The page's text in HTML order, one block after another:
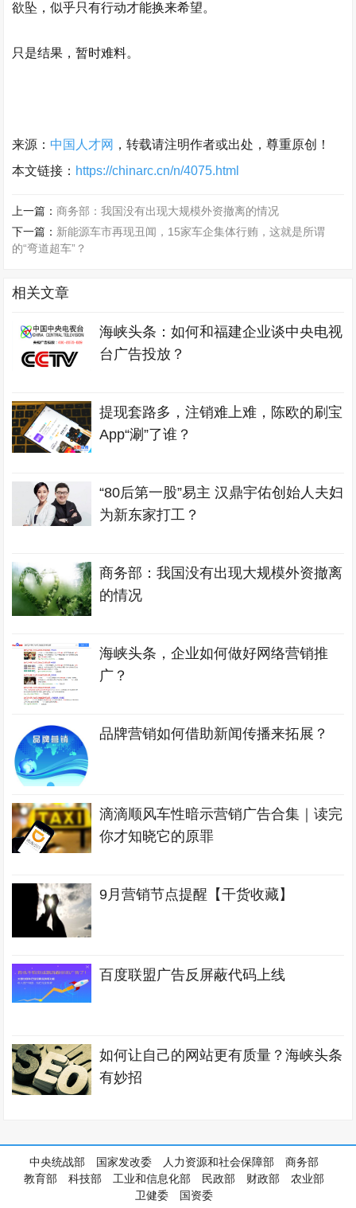
欲坠，似乎只有行动才能换来希望。
只是结果，暂时难料。
来源： 中国人才网 ，转载请注明作者或出处，尊重原创！
本文链接： https://chinarc.cn/n/4075.html
上一篇：商务部：我国没有出现大规模外资撤离的情况
下一篇： 新能源车市再现丑闻，15家车企集体行贿，这就是所谓
的“弯道超车”？
相关文章
海峡头条：如何和福建企业谈中央电视
台广告投放？
提现套路多，注销难上难，陈欧的刷宝
App“涮”了谁？
“80后第一股”易主 汉鼎宇佑创始人夫妇
为新东家打工？
商务部：我国没有出现大规模外资撤离
的情况
海峡头条，企业如何做好网络营销推
广？
品牌营销如何借助新闻传播来拓展？
滴滴顺风车性暗示营销广告合集｜读完
你才知晓它的原罪
9月营销节点提醒【干货收藏】
百度联盟广告反屏蔽代码上线
如何让自己的网站更有质量？海峡头条
有妙招
中央统战部 国家发改委 人力资源和社会保障部
商务部
教育部
科技部 工业和信息化部 民政部 财政部
农业部
卫健委
国资委